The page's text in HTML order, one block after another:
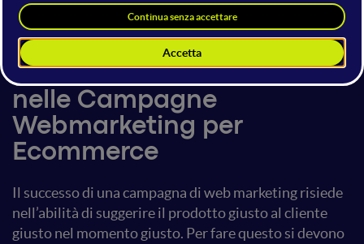
21 giugno 201814:50 - 15:30
Piattaforme e Servizi
Il Ruolo dei Dati di Prodotto
nelle Campagne
Webmarketing per
Ecommerce
Il successo di una campagna di web marketing risiede
nell’abilità di suggerire il prodotto giusto al cliente
giusto nel momento giusto. Per fare questo si devono